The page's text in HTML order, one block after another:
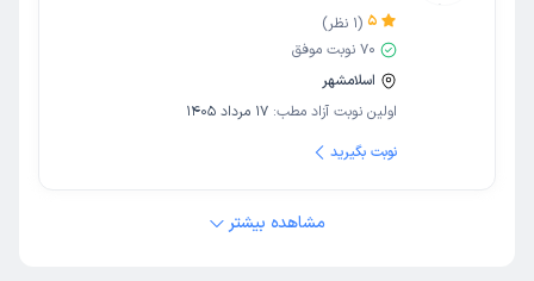
5
(
1 نظر)
70 نوبت موفق
اسلامشهر
اولین نوبت آزاد مطب: 17 مرداد 1405
نوبت بگیرید
مشاهده بیشتر